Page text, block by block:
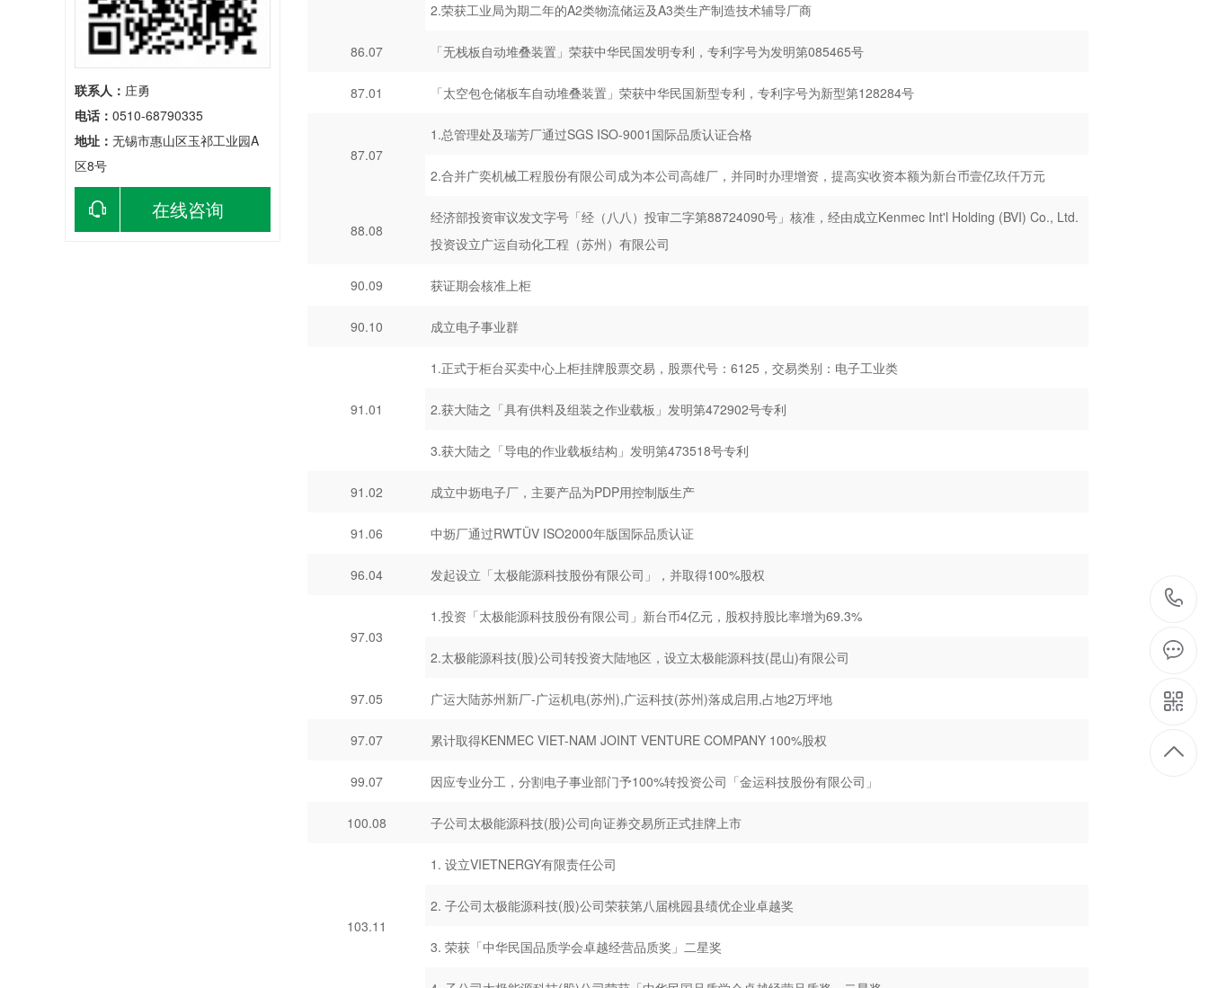
联系人： 庄勇
电话： 0510-68790335
地址： 无锡市惠山区玉祁工业园A
区8号
在线咨询
2.荣获工业局为期二年的A2类物流储运及A3类生产制造技术辅导厂商
86.07 「无栈板自动堆叠装置」荣获中华民国发明专利，专利字号为发明第085465号
87.01 「太空包仓储板车自动堆叠装置」荣获中华民国新型专利，专利字号为新型第128284号
87.07
1.总管理处及瑞芳厂通过SGS ISO-9001国际品质认证合格
2.合并广奕机械工程股份有限公司成为本公司高雄厂，并同时办理增资，提高实收资本额为新台币壹亿玖仟万元
88.08
经济部投资审议发文字号「经（八八）投审二字第88724090号」核准，经由成立Kenmec Int'l Holding (BVI) Co., Ltd.
投资设立广运自动化工程（苏州）有限公司
90.09 获证期会核准上柜
90.10 成立电子事业群
91.01
1.正式于柜台买卖中心上柜挂牌股票交易，股票代号：6125，交易类别：电子工业类
2.获大陆之「具有供料及组装之作业载板」发明第472902号专利
3.获大陆之「导电的作业载板结构」发明第473518号专利
91.02 成立中坜电子厂，主要产品为PDP用控制版生产
91.06 中坜厂通过RWTÜV ISO2000年版国际品质认证
96.04 发起设立「太极能源科技股份有限公司」，并取得100%股权
97.03
1.投资「太极能源科技股份有限公司」新台币4亿元，股权持股比率增为69.3%
2.太极能源科技(股)公司转投资大陆地区，设立太极能源科技(昆山)有限公司
97.05 广运大陆苏州新厂-广运机电(苏州),广运科技(苏州)落成启用,占地2万坪地
97.07 累计取得KENMEC VIET-NAM JOINT VENTURE COMPANY 100%股权
99.07 因应专业分工，分割电子事业部门予100%转投资公司「金运科技股份有限公司」
100.08 子公司太极能源科技(股)公司向证券交易所正式挂牌上市
103.11
1. 设立VIETNERGY有限责任公司
2. 子公司太极能源科技(股)公司荣获第八届桃园县绩优企业卓越奖
3. 荣获「中华民国品质学会卓越经营品质奖」二星奖